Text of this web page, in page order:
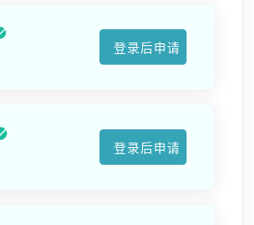
登录后申请
登录后申请